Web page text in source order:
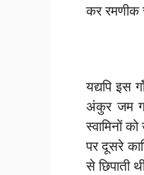
कर रमणीक
यद्यपि इस
अंकुर जम
स्वामिनों
पर दूसरे
से छिपाती